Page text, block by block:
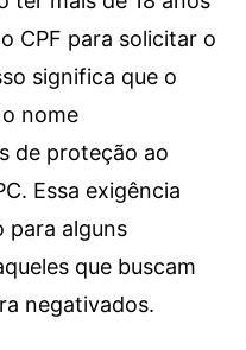
CPF para solicitar o
significa que o
nome
de proteção ao
Essa exigência
para alguns
que buscam
negativados.